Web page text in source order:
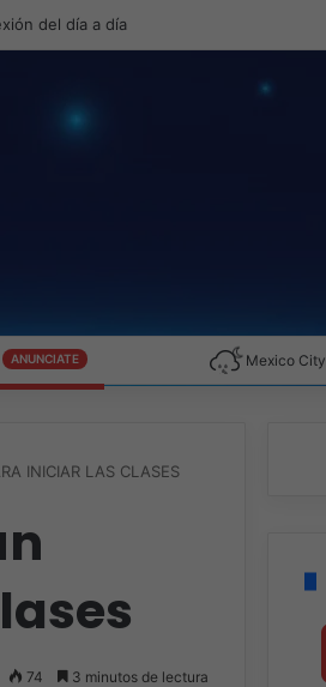
Duo
ANUNCIATE Mexico City
INICIAR LAS CLASES
74 3 minutos de lectura